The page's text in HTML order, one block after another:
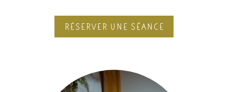
RÉSERVER UNE SÉANCE